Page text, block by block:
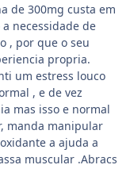
de 300mg custa em
necessidade de
, por que o seu
propria.
um estress louco
, e de vez
mas isso e normal
manda manipular
a ajuda a
muscular .Abracs